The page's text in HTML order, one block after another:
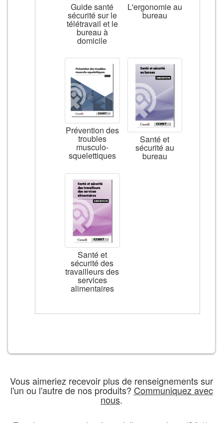
Guide santé
sécurité sur le
télétravail et le
bureau à
domicile
L'ergonomie au
bureau
Prévention des
troubles
musculo-
squelettiques
Santé et
sécurité au
bureau
Santé et
sécurité des
travailleurs des
services
alimentaires
Vous aimeriez recevoir plus de renseignements sur
l'un ou l'autre de nos produits? Communiquez avec
nous.